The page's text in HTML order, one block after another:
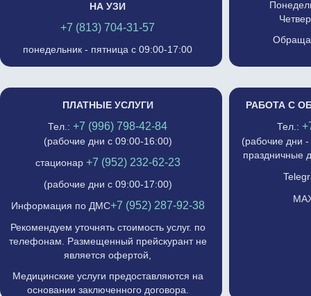
НА УЗИ
+7 (813) 704-31-57
понедельник - пятница с 09:00-17:00
ПЛАТНЫЕ УСЛУГИ
Тел.: +7 (996) 798-42-84
(рабочие дни с 09:00-16:00)
стационар +7 (952) 232-62-23
(рабочие дни с 09:00-17:00)
Информация по ДМС+7 (952) 287-92-38
Рекомендуем уточнять стоимость услуг. по
телефонам. Размещенный прейскурант не
является офертой,
Медицинские услуги предоставляются на
основании заключенного договора.
РАБОТА С
Тел.:
(рабочие дни
праздничные